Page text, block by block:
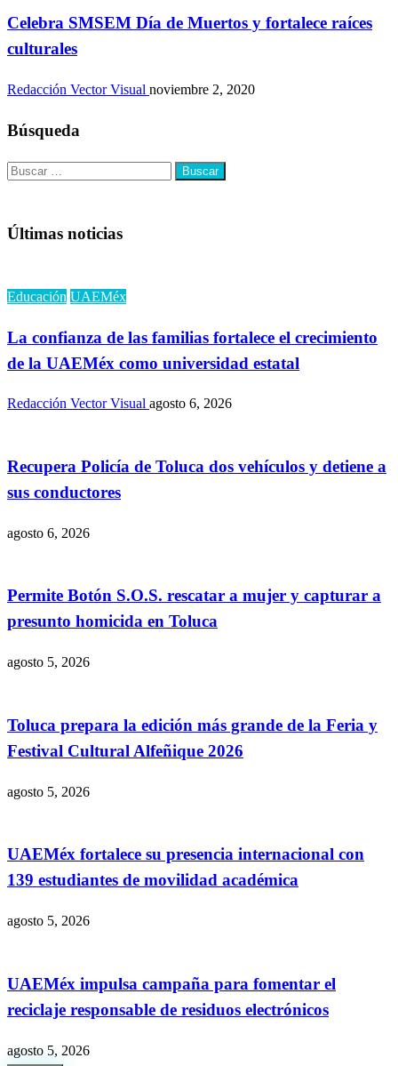
Celebra SMSEM Día de Muertos y fortalece raíces
culturales
Redacción Vector Visual noviembre 2, 2020
Búsqueda
Buscar:
Últimas noticias
Educación UAEMéx
La confianza de las familias fortalece el crecimiento
de la UAEMéx como universidad estatal
Redacción Vector Visual agosto 6, 2026
Recupera Policía de Toluca dos vehículos y detiene a
sus conductores
agosto 6, 2026
Permite Botón S.O.S. rescatar a mujer y capturar a
presunto homicida en Toluca
agosto 5, 2026
Toluca prepara la edición más grande de la Feria y
Festival Cultural Alfeñique 2026
agosto 5, 2026
UAEMéx fortalece su presencia internacional con
139 estudiantes de movilidad académica
agosto 5, 2026
UAEMéx impulsa campaña para fomentar el
reciclaje responsable de residuos electrónicos
agosto 5, 2026